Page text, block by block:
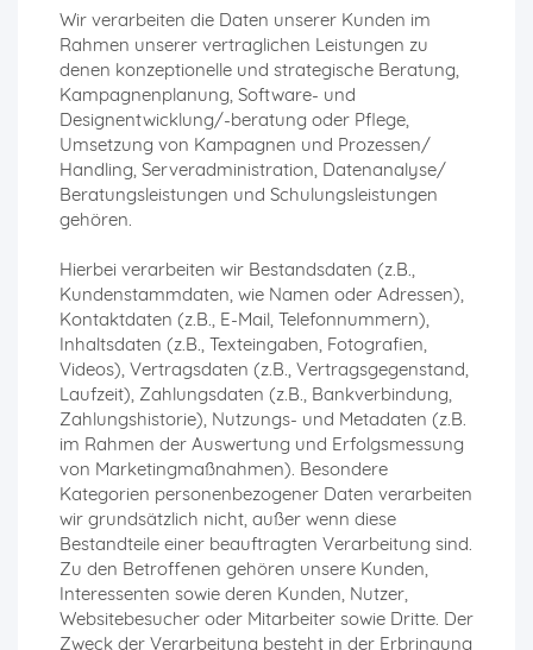
Wir verarbeiten die Daten unserer Kunden im
Rahmen unserer vertraglichen Leistungen zu
denen konzeptionelle und strategische Beratung,
Kampagnenplanung, Software- und
Designentwicklung/-beratung oder Pflege,
Umsetzung von Kampagnen und Prozessen/
Handling, Serveradministration, Datenanalyse/
Beratungsleistungen und Schulungsleistungen
gehören.
Hierbei verarbeiten wir Bestandsdaten (z.B.,
Kundenstammdaten, wie Namen oder Adressen),
Kontaktdaten (z.B., E-Mail, Telefonnummern),
Inhaltsdaten (z.B., Texteingaben, Fotografien,
Videos), Vertragsdaten (z.B., Vertragsgegenstand,
Laufzeit), Zahlungsdaten (z.B., Bankverbindung,
Zahlungshistorie), Nutzungs- und Metadaten (z.B.
im Rahmen der Auswertung und Erfolgsmessung
von Marketingmaßnahmen). Besondere
Kategorien personenbezogener Daten verarbeiten
wir grundsätzlich nicht, außer wenn diese
Bestandteile einer beauftragten Verarbeitung sind.
Zu den Betroffenen gehören unsere Kunden,
Interessenten sowie deren Kunden, Nutzer,
Websitebesucher oder Mitarbeiter sowie Dritte. Der
Zweck der Verarbeitung besteht in der Erbringung